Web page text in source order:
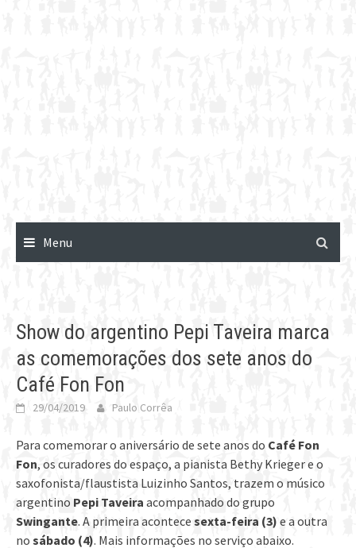
Menu
Show do argentino Pepi Taveira marca
as comemorações dos sete anos do
Café Fon Fon
29/04/2019 Paulo Corrêa
Para comemorar o aniversário de sete anos do Café Fon
Fon, os curadores do espaço, a pianista Bethy Krieger e o
saxofonista/flaustista Luizinho Santos, trazem o músico
argentino Pepi Taveira acompanhado do grupo
Swingante. A primeira acontece sexta-feira (3) e a outra
no sábado (4). Mais informações no serviço abaixo.